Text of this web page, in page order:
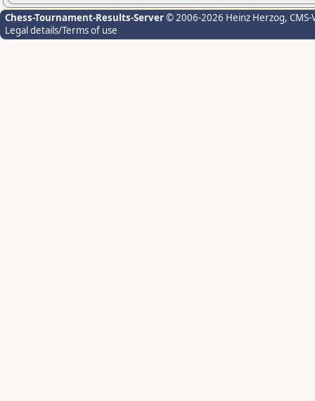
Chess-Tournament-Results-Server© 2006-2026 Heinz Herzog,
Legal details/Terms of use